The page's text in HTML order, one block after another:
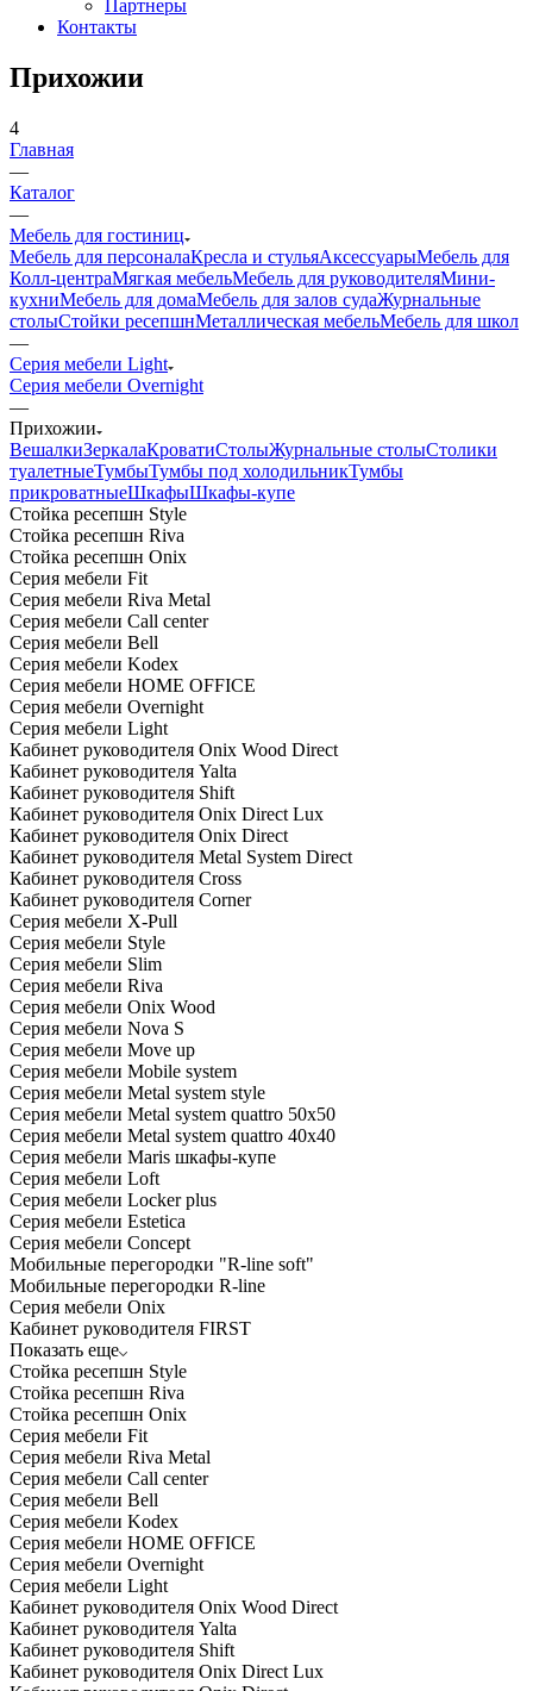
Партнеры
Контакты
Прихожии
4
Главная
—
Каталог
—
Мебель для гостиниц
Мебель для персоналаКресла и стульяАксессуарыМебель для
Колл-центраМягкая мебельМебель для руководителяМини-
кухниМебель для домаМебель для залов судаЖурнальные
столыСтойки ресепшнМеталлическая мебельМебель для школ
—
Серия мебели Light
Серия мебели Overnight
—
Прихожии
ВешалкиЗеркалаКроватиСтолыЖурнальные столыСтолики
туалетныеТумбыТумбы под холодильникТумбы
прикроватныеШкафыШкафы-купе
Стойка ресепшн Style
Стойка ресепшн Riva
Стойка ресепшн Onix
Серия мебели Fit
Серия мебели Riva Metal
Серия мебели Call center
Серия мебели Bell
Серия мебели Kodex
Серия мебели HOME OFFICE
Серия мебели Overnight
Серия мебели Light
Кабинет руководителя Onix Wood Direct
Кабинет руководителя Yalta
Кабинет руководителя Shift
Кабинет руководителя Onix Direct Lux
Кабинет руководителя Onix Direct
Кабинет руководителя Metal System Direct
Кабинет руководителя Cross
Кабинет руководителя Corner
Серия мебели X-Pull
Серия мебели Style
Серия мебели Slim
Серия мебели Riva
Серия мебели Onix Wood
Серия мебели Nova S
Серия мебели Move up
Серия мебели Mobile system
Серия мебели Metal system style
Серия мебели Metal system quattro 50x50
Серия мебели Metal system quattro 40x40
Серия мебели Maris шкафы-купе
Серия мебели Loft
Серия мебели Locker plus
Серия мебели Estetica
Серия мебели Concept
Мобильные перегородки "R-line soft"
Мобильные перегородки R-line
Серия мебели Onix
Кабинет руководителя FIRST
Показать еще
Стойка ресепшн Style
Стойка ресепшн Riva
Стойка ресепшн Onix
Серия мебели Fit
Серия мебели Riva Metal
Серия мебели Call center
Серия мебели Bell
Серия мебели Kodex
Серия мебели HOME OFFICE
Серия мебели Overnight
Серия мебели Light
Кабинет руководителя Onix Wood Direct
Кабинет руководителя Yalta
Кабинет руководителя Shift
Кабинет руководителя Onix Direct Lux